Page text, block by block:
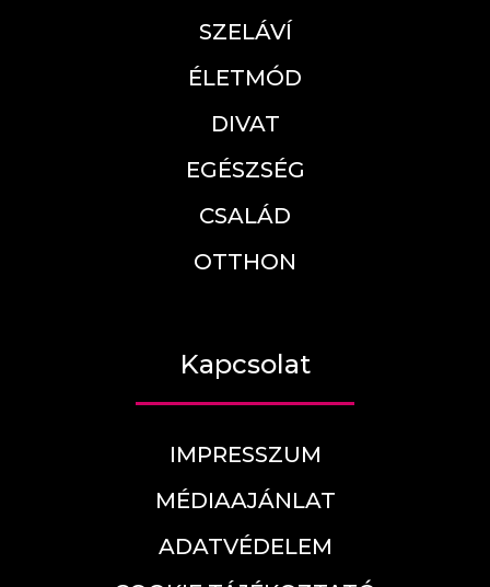
SZELÁVÍ
ÉLETMÓD
DIVAT
EGÉSZSÉG
CSALÁD
OTTHON
Kapcsolat
IMPRESSZUM
MÉDIAAJÁNLAT
ADATVÉDELEM